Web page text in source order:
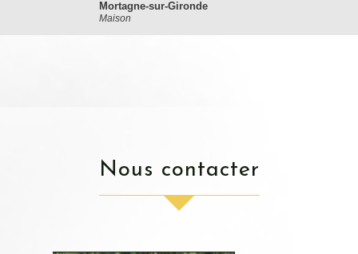
Mortagne-sur-Gironde
Maison
nous contacter